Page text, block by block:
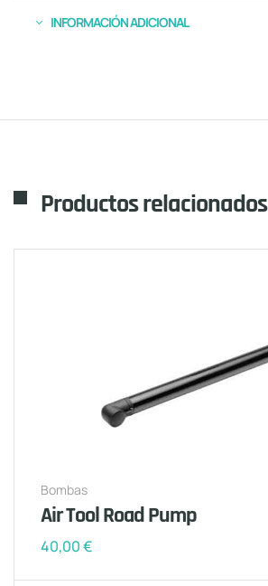
INFORMACIÓN ADICIONAL
Productos relacionados
Bombas
Air Tool Road Pump
40,00€